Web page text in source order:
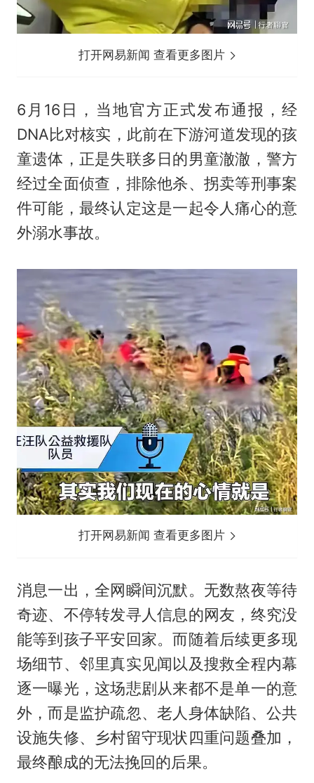
打开网易新闻 查看更多图片
6月16日，当地官方正式发布通报，经
DNA比对核实，此前在下游河道发现的孩
童遗体，正是失联多日的男童澈澈，警方
经过全面侦查，排除他杀、拐卖等刑事案
件可能，最终认定这是一起令人痛心的意
外溺水事故。
打开网易新闻 查看更多图片
消息一出，全网瞬间沉默。无数熬夜等待
奇迹、不停转发寻人信息的网友，终究没
能等到孩子平安回家。而随着后续更多现
场细节、邻里真实见闻以及搜救全程内幕
逐一曝光，这场悲剧从来都不是单一的意
外，而是监护疏忽、老人身体缺陷、公共
设施失修、乡村留守现状四重问题叠加，
最终酿成的无法挽回的后果。